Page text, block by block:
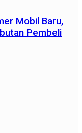
Mobil Baru,
Pembeli